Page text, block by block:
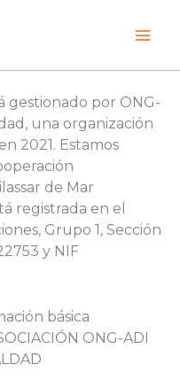
gestionado por ONG-
una organización
2021. Estamos
de Mar
registrada en el
Grupo 1, Sección
y NIF
básica
ONG-ADI